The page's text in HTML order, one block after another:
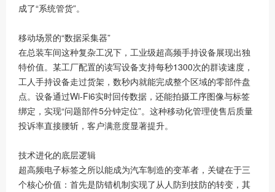
成了“系统管货”。
移动场景的“数据采集器”
在总装车间这种复杂工况下，工业级超高频手持设备展现出独
特价值。某工厂配置的读写设备支持每秒1300次的群读速度，
工人手持设备走过货架，数秒内就能完成整个区域的零部件盘
点。设备通过Wi-Fi6实时回传数据，还能拍摄工序图像与标签
绑定，实现“问题部件5分钟定位”。这种移动化管理使售后质量
投诉率直接腰斩，客户满意度显著提升。
技术进化的底层逻辑
超高频电子标签之所以能成为汽车制造的变革者，关键在于三
个核心价值：首先是防错机制实现了从人防到技防的转变，其